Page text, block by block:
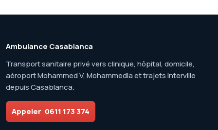
Ambulance Casablanca
Transport sanitaire privé vers clinique, hôpital, domicile,
aéroport Mohammed V, Mohammedia et trajets interville
depuis Casablanca.
Appeler 0611 173 374